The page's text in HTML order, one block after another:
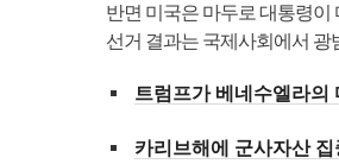
반면 미국은 마두로 대통령이
선거 결과는 국제사회에서 광
트럼프가 베네수엘라의
카리브해에 군사자산